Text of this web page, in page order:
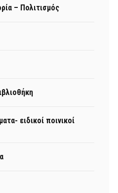
– Πολιτισμός
ειδικοί ποινικοί